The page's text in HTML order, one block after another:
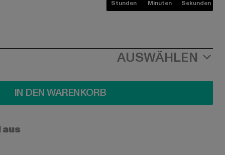
Stunden Minuten Sekunden
AUSWÄHLEN
IN DEN WARENKORB